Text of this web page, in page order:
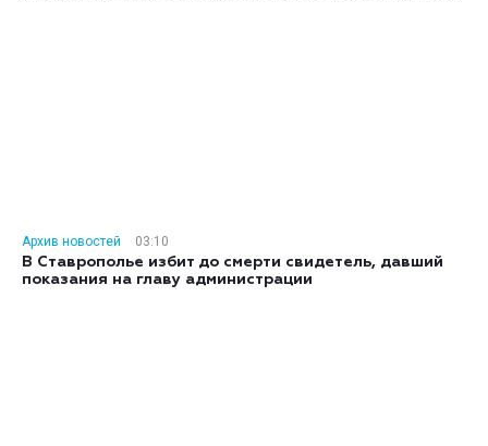
Архив новостей
03:10
В Ставрополье избит до смерти свидетель, давший
показания на главу администрации